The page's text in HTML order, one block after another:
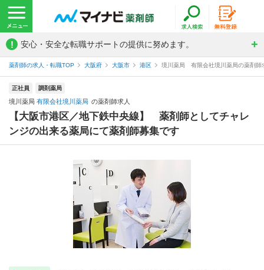
! 安心・安全な転職サポートの提供に努めます。
薬剤師の求人・転職TOP 大阪府 大阪市 港区 境川薬局 有限会社境川薬局の薬剤師
正社員 調剤薬局
境川薬局 有限会社境川薬局 の薬剤師求人
【大阪市港区／地下鉄中央線】 薬剤師としてチャレ
ンジの出来る薬局にて薬剤師募集です